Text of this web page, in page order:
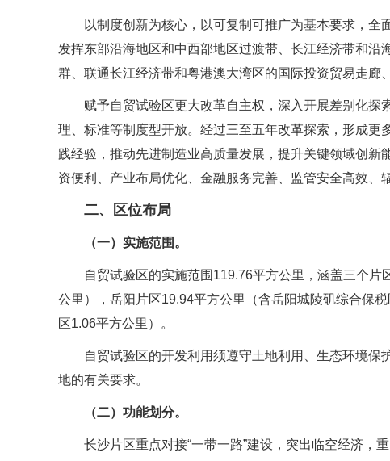
以制度创新为核心，以可复制可推广为基本要求，全
发挥东部沿海地区和中西部地区过渡带、长江经济带和
群、联通长江经济带和粤港澳大湾区的国际投资贸易走廊
赋予自贸试验区更大改革自主权，深入开展差别化
理、标准等制度型开放。经过三至五年改革探索，形成
践经验，推动先进制造业高质量发展，提升关键领域创
资便利、产业布局优化、金融服务完善、监管安全高效、
二、区位布局
（一）实施范围。
自贸试验区的实施范围119.76平方公里，涵盖三个
公里），岳阳片区19.94平方公里（含岳阳城陵矶综合保
区1.06平方公里）。
自贸试验区的开发利用须遵守土地利用、生态环境
地的有关要求。
（二）功能划分。
长沙片区重点对接“一带一路”建设，突出临空经济，